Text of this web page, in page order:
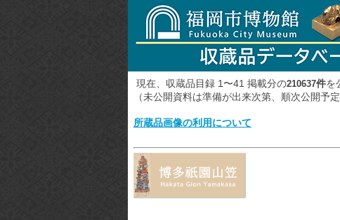
現在、収蔵品目録 1〜41 掲載分の210637件を
（未公開資料は準備が出来次第、順次公開予
所蔵品画像の利用について